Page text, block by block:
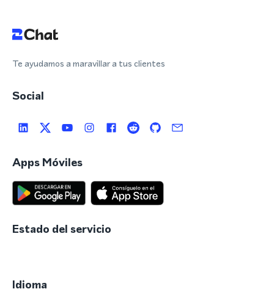
Te ayudamos a maravillar a tus clientes
Social
Apps Móviles
Estado del servicio
Idioma